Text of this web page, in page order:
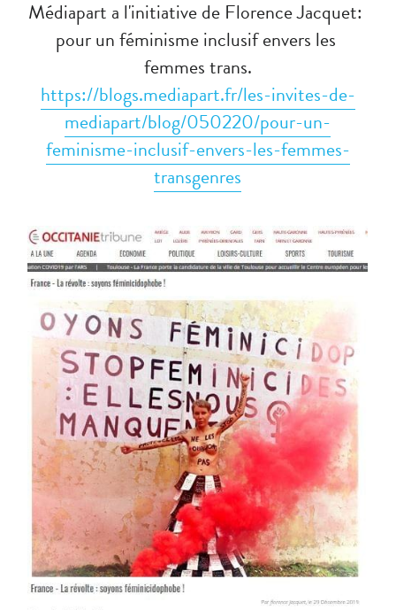
Médiapart a l'initiative de Florence Jacquet:
pour un féminisme inclusif envers les
femmes trans.
https://blogs.mediapart.fr/les-invites-de-
mediapart/blog/050220/pour-un-
feminisme-inclusif-envers-les-femmes-
transgenres